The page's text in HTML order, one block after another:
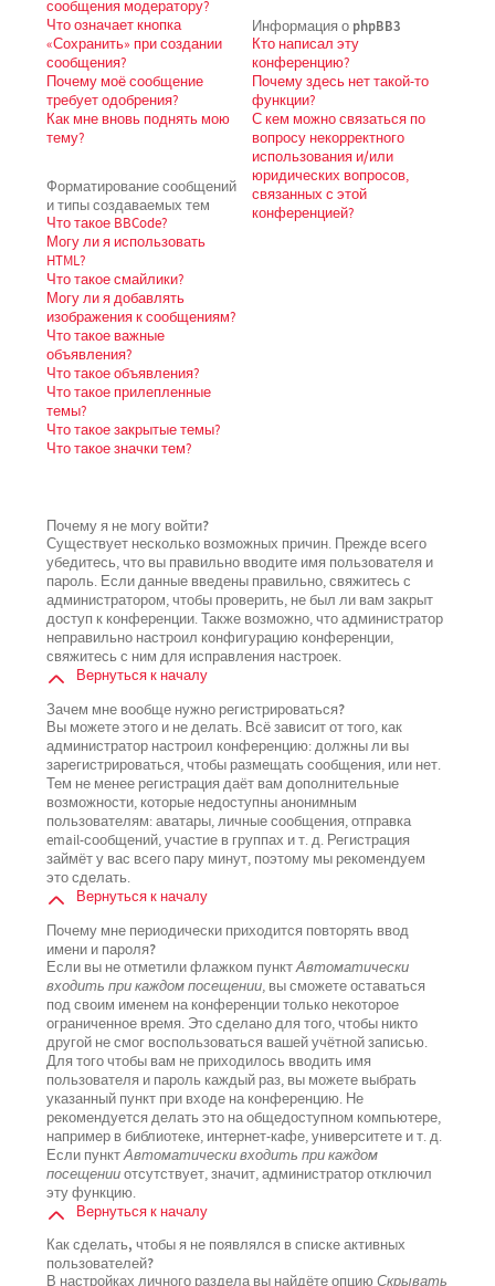
сообщения модератору?
Что означает кнопка
«Сохранить» при создании
сообщения?
Почему моё сообщение
требует одобрения?
Как мне вновь поднять мою
тему?
Форматирование сообщений
и типы создаваемых тем
Что такое BBCode?
Могу ли я использовать
HTML?
Что такое смайлики?
Могу ли я добавлять
изображения к сообщениям?
Что такое важные
объявления?
Что такое объявления?
Что такое прилепленные
темы?
Что такое закрытые темы?
Что такое значки тем?
Информация о phpBB3
Кто написал эту
конференцию?
Почему здесь нет такой-то
функции?
С кем можно связаться по
вопросу некорректного
использования и/или
юридических вопросов,
связанных с этой
конференцией?
Почему я не могу войти?
Существует несколько возможных причин. Прежде всего
убедитесь, что вы правильно вводите имя пользователя и
пароль. Если данные введены правильно, свяжитесь с
администратором, чтобы проверить, не был ли вам закрыт
доступ к конференции. Также возможно, что администратор
неправильно настроил конфигурацию конференции,
свяжитесь с ним для исправления настроек.
Вернуться к началу
Зачем мне вообще нужно регистрироваться?
Вы можете этого и не делать. Всё зависит от того, как
администратор настроил конференцию: должны ли вы
зарегистрироваться, чтобы размещать сообщения, или нет.
Тем не менее регистрация даёт вам дополнительные
возможности, которые недоступны анонимным
пользователям: аватары, личные сообщения, отправка
email-сообщений, участие в группах и т. д. Регистрация
займёт у вас всего пару минут, поэтому мы рекомендуем
это сделать.
Вернуться к началу
Почему мне периодически приходится повторять ввод
имени и пароля?
Если вы не отметили флажком пунктАвтоматически
входить при каждом посещении, вы сможете оставаться
под своим именем на конференции только некоторое
ограниченное время. Это сделано для того, чтобы никто
другой не смог воспользоваться вашей учётной записью.
Для того чтобы вам не приходилось вводить имя
пользователя и пароль каждый раз, вы можете выбрать
указанный пункт при входе на конференцию. Не
рекомендуется делать это на общедоступном компьютере,
например в библиотеке, интернет-кафе, университете и т. д.
Если пунктАвтоматически входить при каждом
посещенииотсутствует, значит, администратор отключил
эту функцию.
Вернуться к началу
Как сделать, чтобы я не появлялся в списке активных
пользователей?
В настройках личного раздела вы найдёте опциюСкрывать